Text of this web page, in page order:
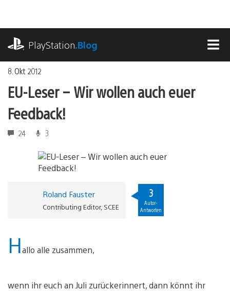
springen
PlayStation.Blog
8. Okt 2012
EU-Leser – Wir wollen auch euer
Feedback!
24 3
Roland Fauster
Contributing Editor, SCEE
3
Autor-
Antworten
Hallo alle zusammen,
wenn ihr euch an Juli zurückerinnert, dann könnt ihr